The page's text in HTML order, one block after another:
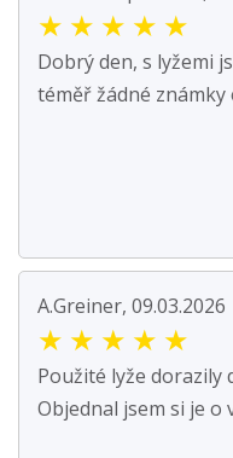
★ ★ ★ ★ ★
Dobrý den, s lyžemi
téměř žádné
A.Greiner, 09.03.2026
★ ★ ★ ★ ★
Použité lyže dorazily
Objednal jsem si je o